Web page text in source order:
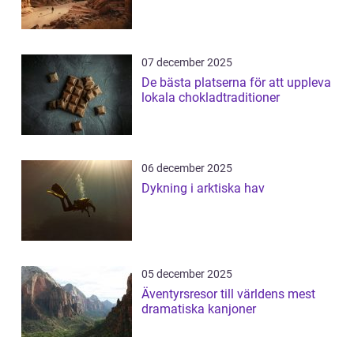
07 december 2025
De bästa platserna för att uppleva
lokala chokladtraditioner
06 december 2025
Dykning i arktiska hav
05 december 2025
Äventyrsresor till världens mest
dramatiska kanjoner